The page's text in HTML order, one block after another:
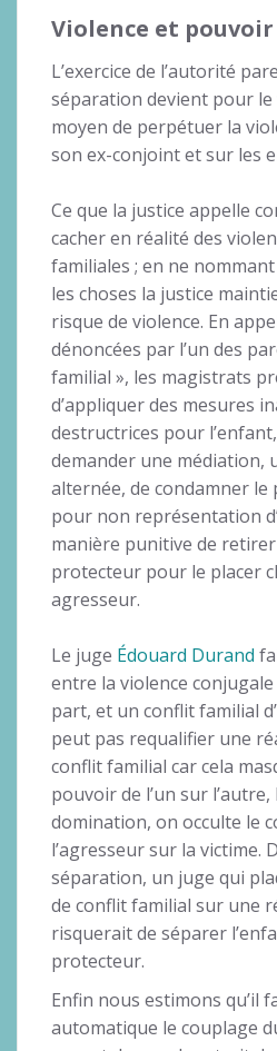
Violence et pouvoir
L’exercice de l’autorité
séparation devient pour
moyen de perpétuer la
son ex-conjoint et sur les
Ce que la justice appelle
cacher en réalité des
familiales ; en ne
les choses la justice
risque de violence. En
dénoncées par l’un des
familial », les magistrats
d’appliquer des mesures
destructrices pour
demander une médiation,
alternée, de condamner
pour non représentation
manière punitive de
protecteur pour le placer
agresseur.
Le juge Édouard Durand
entre la violence conjugale
part, et un conflit familial
peut pas requalifier une
conflit familial car cela
pouvoir de l’un sur
domination, on occulte le
l’agresseur sur la victime.
séparation, un juge qui
de conflit familial sur une
risquerait de séparer
protecteur.
Enfin nous estimons qu’il
automatique le couplage